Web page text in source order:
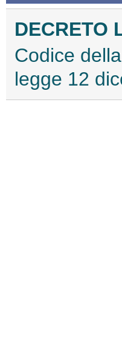
DECRETO
Codice
legge 12